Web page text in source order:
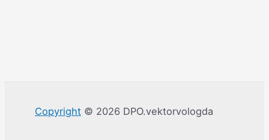
Copyright © 2026 DPO.vektorvologda